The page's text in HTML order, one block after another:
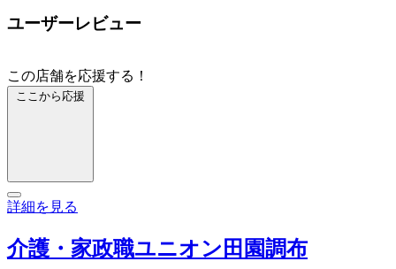
ユーザーレビュー
この店舗を応援する！
ここから応援
詳細を見る
介護・家政職ユニオン田園調布